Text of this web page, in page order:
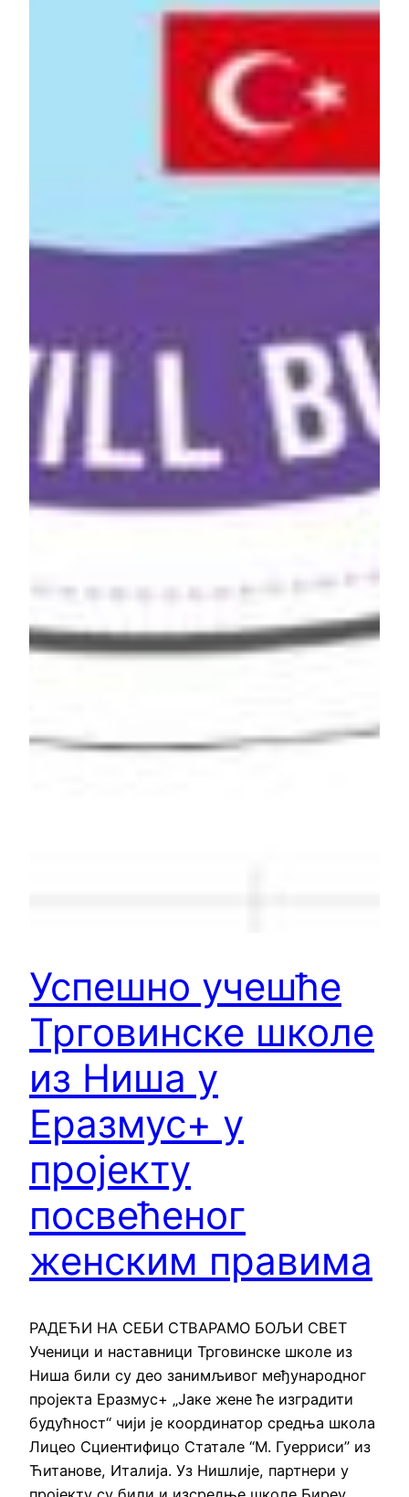
Успешно учешће
Трговинске школе
из Ниша у
Еразмус+ у
пројекту
посвећеног
женским правима
РАДЕЋИ НА СЕБИ СТВАРАМО БОЉИ СВЕТ
Ученици и наставници Трговинске школе из
Ниша били су део занимљивог међународног
пројекта Еразмус+ „Јаке жене ће изградити
будућност“ чији је координатор средња школа
Лицео Сциентифицо Статале “М. Гуерриси” из
Ћитанове, Италија. Уз Нишлије, партнери у